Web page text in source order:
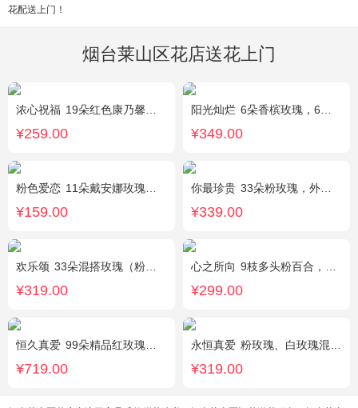
花配送上门！
烟台莱山区花店送花上门
浓心祝福 19朵红色康乃馨，2支多头粉百合，绿叶搭配
¥259.00
阳光灿烂 6朵香槟玫瑰，6朵粉玫瑰，3朵向日葵，2枝多头白百合，1枝多头粉百合，绿叶
¥349.00
粉色爱恋 11朵戴安娜玫瑰，满天星、绿叶搭配
¥159.00
你最珍贵 33朵粉玫瑰，外围满天星
¥339.00
欢乐颂 33朵混搭玫瑰（粉玫瑰+香槟玫瑰），白色满天星环绕
¥319.00
心之所向 9枝多头粉百合，桔梗，尤加利搭配
¥299.00
恒久真爱 99朵精品红玫瑰，粉色相思梅丰满围边，搭配皇冠、黑色缎带装饰
¥719.00
永恒真爱 粉玫瑰、白玫瑰混搭，共33朵，桔梗、尤加利搭配
¥319.00